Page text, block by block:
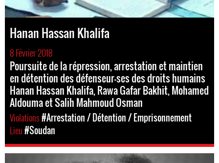
Hanan Hassan Khalifa
8 Février 2018
Poursuite de la répression, arrestation et maintien
en détention des défenseur-ses des droits humains
Hanan Hassan Khalifa, Rawa Gafar Bakhit, Mohamed
Aldouma et Salih Mahmoud Osman
Violations#Arrestation / Détention / Emprisonnement
Lieu#Soudan